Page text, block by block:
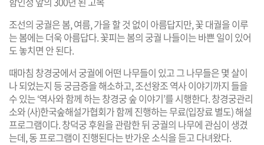
조선의 궁궐은 봄, 여름, 가을 할 것 없이 아름답지만, 꽃 대궐을 이루
는 봄에는 더욱 아름답다. 꽃피는 봄의 궁궐 나들이는 바쁜 일이 있어
도 놓치면 안 된다.
때마침 창경궁에서 궁궐에 어떤 나무들이 있고 그 나무들은 몇 살이
나 되었는지 등 궁금증을 해소하고, 조선왕조 역사 이야기까지 들을
수 있는 ‘역사와 함께 하는 창경궁 숲 이야기’를 시행한다. 창경궁관리
소와 (사)한국숲해설가협회가 함께 진행하는 무료(입장료 별도) 해설
프로그램이다. 창덕궁 후원을 관람한 뒤 궁궐의 나무에 관심이 생겼
는데, 동 프로그램이 진행된다는 반가운 소식을 듣고 다녀왔다.